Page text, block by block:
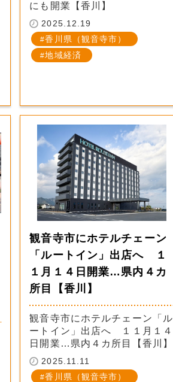
にも開業【香川】
2025.12.19
香川県（観音寺市）
地域経済
観音寺市にホテルチェーン
「ルートイン」出店へ １
１月１４日開業…県内４カ
所目【香川】
観音寺市にホテルチェーン「ル
ートイン」出店へ １１月１４
日開業…県内４カ所目【香川】
2025.11.11
香川県（観音寺市）